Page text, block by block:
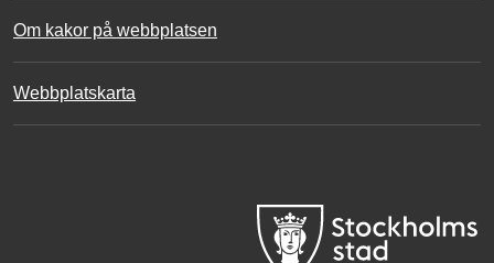
Om kakor på webbplatsen
Webbplatskarta